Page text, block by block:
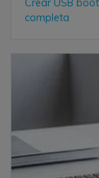
Crear USB
completa